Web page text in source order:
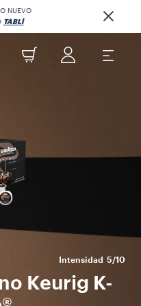
NUEVO
TABLÌ
Intensidad 5/10
Keurig K-